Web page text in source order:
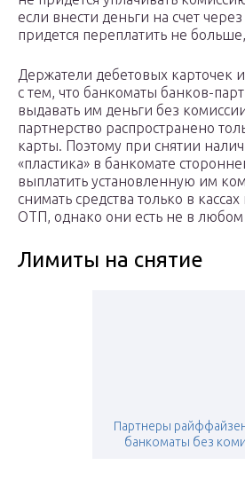
если внести деньги на счет
придется переплатить не
Держатели дебетовых карточек
с тем, что банкоматы банков-
выдавать им деньги без
партнерство распространено
карты. Поэтому при снятии
«пластика» в банкомате
выплатить установленную им
снимать средства только в
ОТП, однако они есть не в любом
Лимиты на снятие
Партнеры
банкоматы без